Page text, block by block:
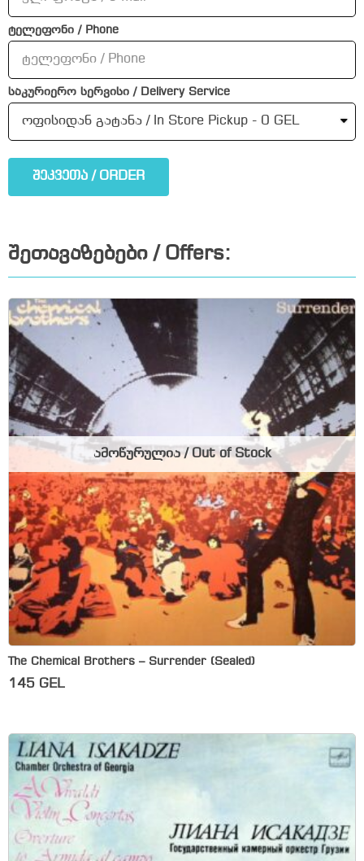
ტელეფონი / Phone
საკურიერო სერვისი / Delivery Service
შეკვეთა / ORDER
შეთავაზებები / Offers:
The Chemical Brothers – Surrender (Sealed)
145 GEL
ამოწურულია / Out of Stock